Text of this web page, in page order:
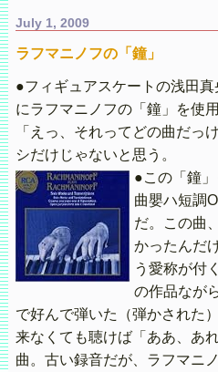
July 1, 2009
ラフマニノフの「鐘」
●フィギュアスケートの浅田
にラフマニノフの「鐘」を使
「えっ、それってどの曲だっ
シだけじゃないと思う。
●この「鐘
曲嬰ハ短調
だ。この曲
かったんだ
う愛称が付
の作品なが
で好んで弾いた（弾かされた
来なくても聴けば「ああ、あ
曲。古い録音だが、ラフマニ